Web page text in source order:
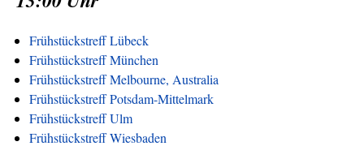
Frühstückstreff Lübeck
Frühstückstreff München
Frühstückstreff Melbourne, Australia
Frühstückstreff Potsdam-Mittelmark
Frühstückstreff Ulm
Frühstückstreff Wiesbaden